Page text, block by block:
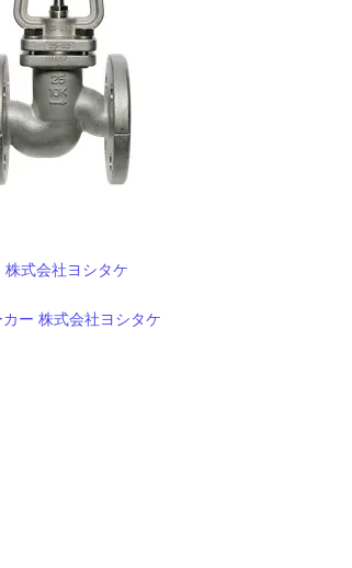
式会社ヨシタケ
ー 株式会社ヨシタケ